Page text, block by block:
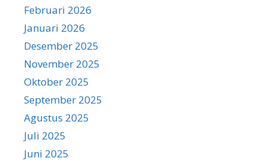
Februari 2026
Januari 2026
Desember 2025
November 2025
Oktober 2025
September 2025
Agustus 2025
Juli 2025
Juni 2025